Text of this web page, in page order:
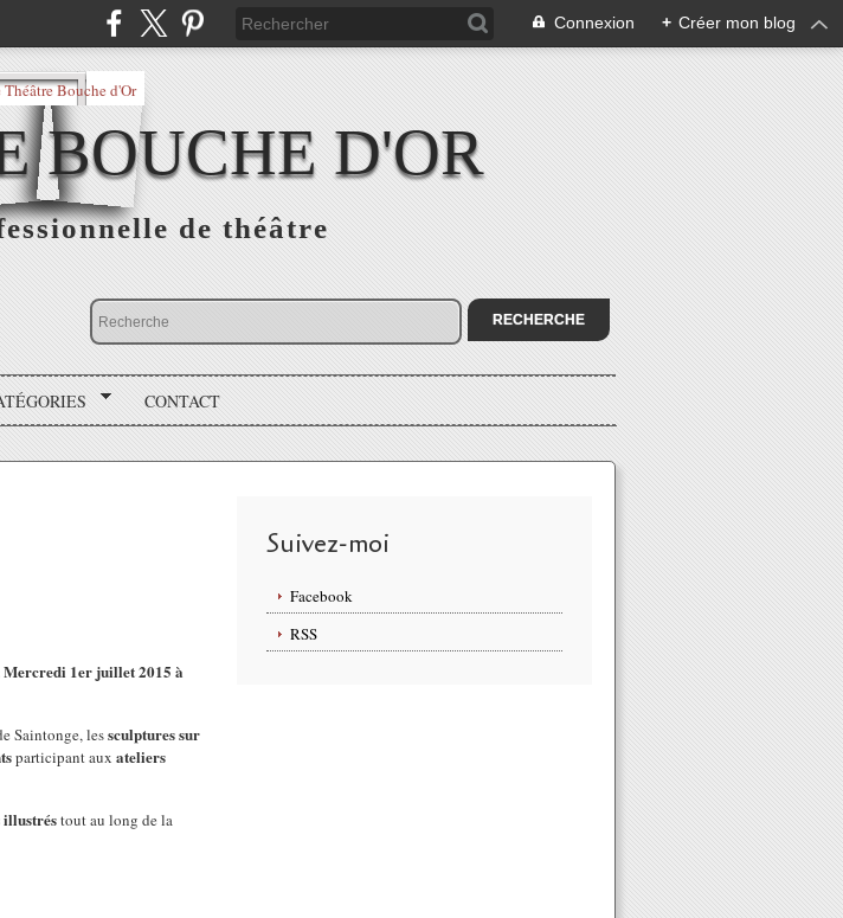
Connexion + Créer mon blog
BOUCHE D'OR
de théâtre
CONTACT
Mercredi 1er juillet 2015 à
Saintonge, lessculptures sur
participant aux ateliers
illustréstout au long de la
Suivez-moi
Facebook
RSS